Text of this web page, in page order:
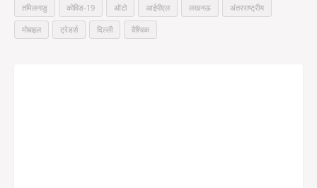
तमिलनाडु कोविड-19 ऑटो आईपीएल लखनऊ अंतरराष्ट्रीय
मोबाइल ट्रेडर्स दिल्ली वैश्विक